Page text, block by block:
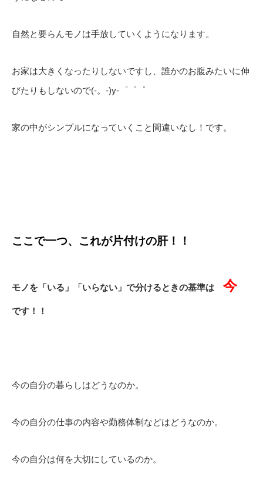
自然と要らんモノは手放していくようになります。
お家は大きくなったりしないですし、誰かのお腹みたいに伸
びたりもしないので(-。-)y-゜゜゜
家の中がシンプルになっていくこと間違いなし！です。
ここで一つ、これが片付けの肝！！
モノを「いる」「いらない」で分けるときの基準は 今
です！！
今の自分の暮らしはどうなのか。
今の自分の仕事の内容や勤務体制などはどうなのか。
今の自分は何を大切にしているのか。